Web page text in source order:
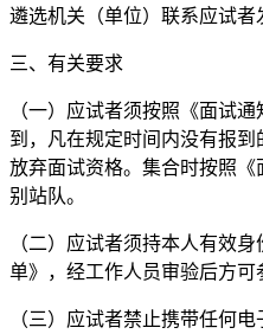
遴选机关（单位）联系应试者
三、有关要求
（一）应试者须按照《面试
到，凡在规定时间内没有报
放弃面试资格。集合时按照
别站队。
（二）应试者须持本人有效
单》，经工作人员审验后方可
（三）应试者禁止携带任何